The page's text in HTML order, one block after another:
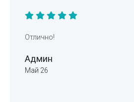
Отлично!
Админ
Май 26